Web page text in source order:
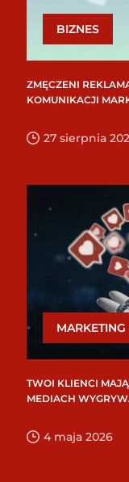
BIZNES
ZMĘCZENI
KOMUNIKACJI
27 sierpnia
MARKETING
TWOI KLIENCI
MEDIACH
4 maja 2026